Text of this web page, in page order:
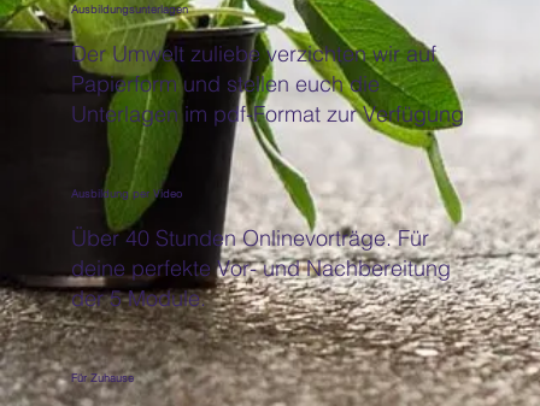
Ausbildungsunterlagen
Der Umwelt zuliebe verzichten wir auf
Papierform und stellen euch die
Unterlagen im pdf-Format zur Verfügung
Ausbildung per Video
Über 40 Stunden Onlinevorträge. Für
deine perfekte Vor- und Nachbereitung
der 5 Module.
Für Zuhause